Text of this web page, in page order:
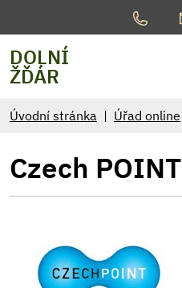
DOLNÍ
ŽĎÁR
Úvodní stránka Úřad online
Czech POINT